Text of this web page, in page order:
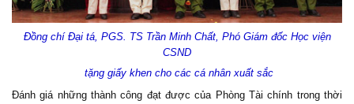
Đồng chí Đại tá, PGS. TS Trần Minh Chất, Phó Giám đốc Học viện
CSND
tặng giấy khen cho các cá nhân xuất sắc
Đánh giá những thành công đạt được của Phòng Tài chính trong thời